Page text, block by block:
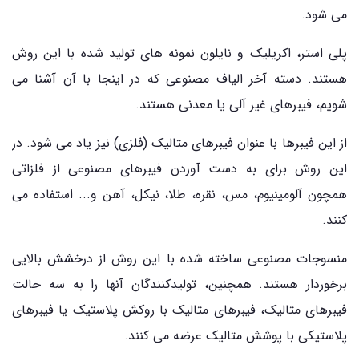
می شود.
پلی استر، اکریلیک و نایلون نمونه های تولید شده با این روش
هستند. دسته آخر الیاف مصنوعی که در اینجا با آن آشنا می
شویم، فیبرهای غیر آلی یا معدنی هستند.
از این فیبرها با عنوان فیبرهای متالیک (فلزی) نیز یاد می شود. در
این روش برای به دست آوردن فیبرهای مصنوعی از فلزاتی
همچون آلومینیوم، مس، نقره، طلا، نیکل، آهن و... استفاده می
کنند.
منسوجات مصنوعی ساخته شده با این روش از درخشش بالایی
برخوردار هستند. همچنین، تولیدکنندگان آنها را به سه حالت
فیبرهای متالیک، فیبرهای متالیک با روکش پلاستیک یا فیبرهای
پلاستیکی با پوشش متالیک عرضه می کنند.